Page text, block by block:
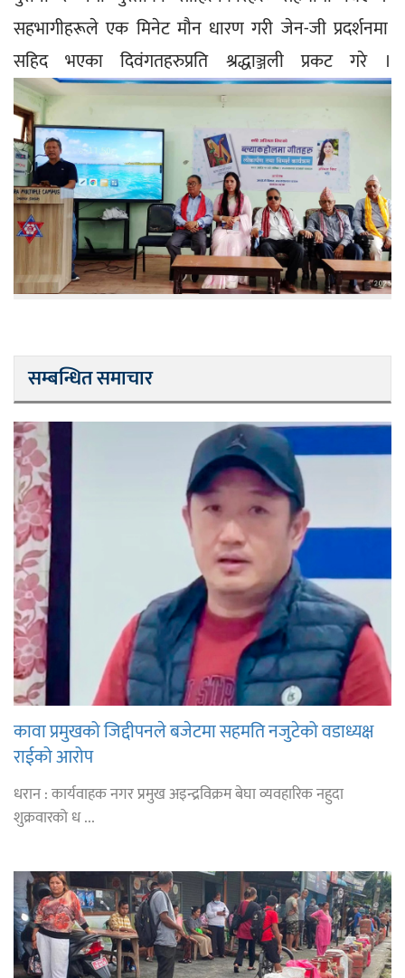
सहभागीहरूले एक मिनेट मौन धारण गरी जेन-जी प्रदर्शनमा
सहिद भएका दिवंगतहरुप्रति श्रद्धाञ्जली प्रकट गरे ।
सम्बन्धित समाचार
कावा प्रमुखको जिद्दीपनले बजेटमा सहमति नजुटेको वडाध्यक्ष
राईको आरोप
धरान : कार्यवाहक नगर प्रमुख अइन्द्रविक्रम बेघा व्यवहारिक नहुदा
शुक्रवारको ध ...